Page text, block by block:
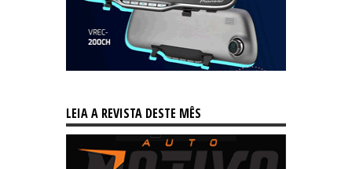
LEIA A REVISTA DESTE MÊS